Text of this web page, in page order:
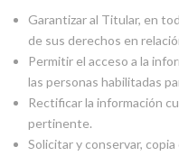
Garantizar al Titular, en
de sus derechos en
Permitir el acceso a la
las personas habilitadas
Rectificar la información
pertinente.
Solicitar y conservar,